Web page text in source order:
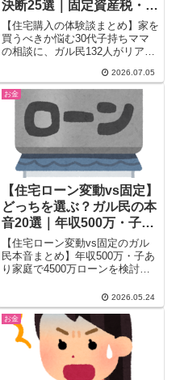
決断25選｜固定資産税・金
利・戸建てvsマンション
【住宅購入の体験談まとめ】家を
買うべきか悩む30代子持ちママ
の相談に、ガル民132人がリアル
場・住宅ローン金利の動向・戸建
てとマンションどっちがいいかの
比較まで、検索しても出てこない
本音の生の声を一気にチェックで
きます。
2026.07.05
お金
【住宅ローン変動vs固定】
どっちを選ぶ？ガル民の本
音20選｜年収500万・子あ
り家庭のリアルな声
【住宅ローン変動vs固定のガル
民本音まとめ】年収500万・子あ
り家庭で4500万ローンを検討中
談、固定を選んで正解だった声、
金利上昇のリアルな実態、FP相
談のすすめまで、ガル民200人超
の声を厳選してお届けします。
2026.05.24
お金